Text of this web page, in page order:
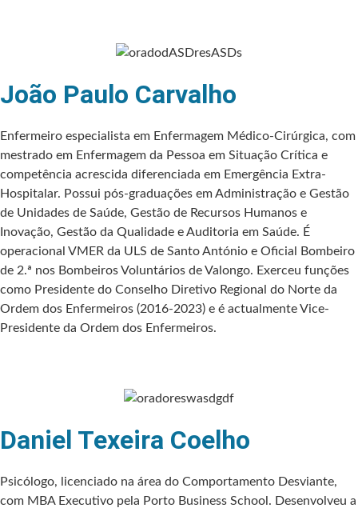
João Paulo Carvalho
Enfermeiro especialista em Enfermagem Médico-Cirúrgica, com
mestrado em Enfermagem da Pessoa em Situação Crítica e
competência acrescida diferenciada em Emergência Extra-
Hospitalar. Possui pós-graduações em Administração e Gestão
de Unidades de Saúde, Gestão de Recursos Humanos e
Inovação, Gestão da Qualidade e Auditoria em Saúde. É
operacional VMER da ULS de Santo António e Oficial Bombeiro
de 2.ª nos Bombeiros Voluntários de Valongo. Exerceu funções
como Presidente do Conselho Diretivo Regional do Norte da
Ordem dos Enfermeiros (2016-2023) e é actualmente Vice-
Presidente da Ordem dos Enfermeiros.
Daniel Texeira Coelho
Psicólogo, licenciado na área do Comportamento Desviante,
com MBA Executivo pela Porto Business School. Desenvolveu a